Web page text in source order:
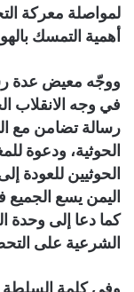
لمواصلة معركة
أهمية التمسك
ووجّه معيض عدة
في وجه الانقلاب
رسالة تضامن مع
الحوثية، ودعوة
الحوثيين للعودة
اليمن يسع
كما دعا إلى وحدة
الشرعية على
وفي كلمة السلطة